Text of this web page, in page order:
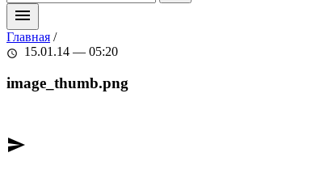
menu
Главная /
schedule 15.01.14 — 05:20
image_thumb.png
send